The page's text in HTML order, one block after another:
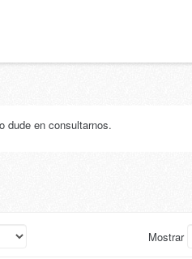
dude en consultarnos.
Mostrar